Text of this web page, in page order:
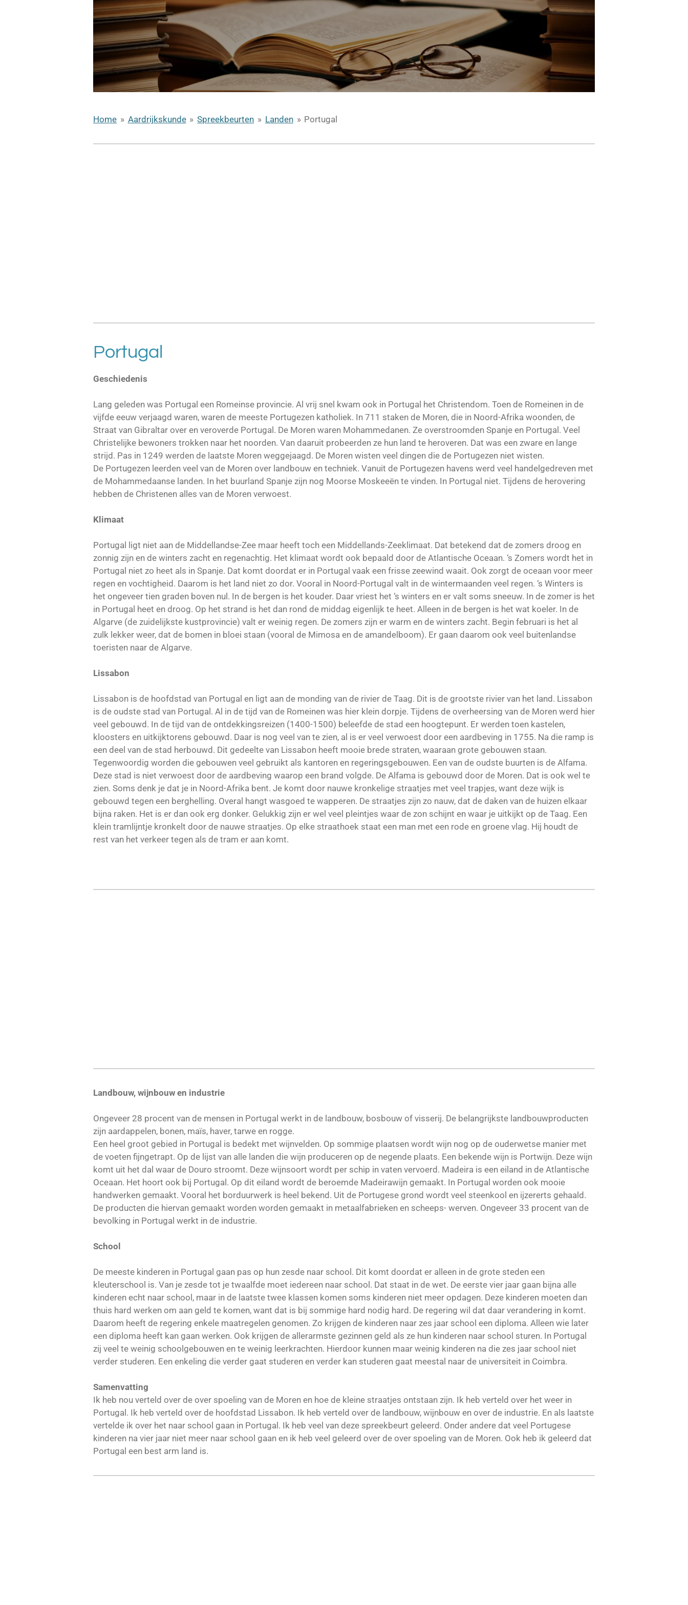
Home » Aardrijkskunde » Spreekbeurten » Landen » Portugal
Portugal
Geschiedenis
Lang geleden was Portugal een Romeinse provincie. Al vrij snel kwam ook in Portugal het Christendom. Toen de Romeinen in de
vijfde eeuw verjaagd waren, waren de meeste Portugezen katholiek. In 711 staken de Moren, die in Noord-Afrika woonden, de
Straat van Gibraltar over en veroverde Portugal. De Moren waren Mohammedanen. Ze overstroomden Spanje en Portugal. Veel
Christelijke bewoners trokken naar het noorden. Van daaruit probeerden ze hun land te heroveren. Dat was een zware en lange
strijd. Pas in 1249 werden de laatste Moren weggejaagd. De Moren wisten veel dingen die de Portugezen niet wisten.
De Portugezen leerden veel van de Moren over landbouw en techniek. Vanuit de Portugezen havens werd veel handelgedreven met
de Mohammedaanse landen. In het buurland Spanje zijn nog Moorse Moskeeën te vinden. In Portugal niet. Tijdens de herovering
hebben de Christenen alles van de Moren verwoest.
Klimaat
Portugal ligt niet aan de Middellandse-Zee maar heeft toch een Middellands-Zeeklimaat. Dat betekend dat de zomers droog en
zonnig zijn en de winters zacht en regenachtig. Het klimaat wordt ook bepaald door de Atlantische Oceaan. ‘s Zomers wordt het in
Portugal niet zo heet als in Spanje. Dat komt doordat er in Portugal vaak een frisse zeewind waait. Ook zorgt de oceaan voor meer
regen en vochtigheid. Daarom is het land niet zo dor. Vooral in Noord-Portugal valt in de wintermaanden veel regen. ‘s Winters is
het ongeveer tien graden boven nul. In de bergen is het kouder. Daar vriest het ‘s winters en er valt soms sneeuw. In de zomer is het
in Portugal heet en droog. Op het strand is het dan rond de middag eigenlijk te heet. Alleen in de bergen is het wat koeler. In de
Algarve (de zuidelijkste kustprovincie) valt er weinig regen. De zomers zijn er warm en de winters zacht. Begin februari is het al
zulk lekker weer, dat de bomen in bloei staan (vooral de Mimosa en de amandelboom). Er gaan daarom ook veel buitenlandse
toeristen naar de Algarve.
Lissabon
Lissabon is de hoofdstad van Portugal en ligt aan de monding van de rivier de Taag. Dit is de grootste rivier van het land. Lissabon
is de oudste stad van Portugal. Al in de tijd van de Romeinen was hier klein dorpje. Tijdens de overheersing van de Moren werd hier
veel gebouwd. In de tijd van de ontdekkingsreizen (1400-1500) beleefde de stad een hoogtepunt. Er werden toen kastelen,
kloosters en uitkijktorens gebouwd. Daar is nog veel van te zien, al is er veel verwoest door een aardbeving in 1755. Na die ramp is
een deel van de stad herbouwd. Dit gedeelte van Lissabon heeft mooie brede straten, waaraan grote gebouwen staan.
Tegenwoordig worden die gebouwen veel gebruikt als kantoren en regeringsgebouwen. Een van de oudste buurten is de Alfama.
Deze stad is niet verwoest door de aardbeving waarop een brand volgde. De Alfama is gebouwd door de Moren. Dat is ook wel te
zien. Soms denk je dat je in Noord-Afrika bent. Je komt door nauwe kronkelige straatjes met veel trapjes, want deze wijk is
gebouwd tegen een berghelling. Overal hangt wasgoed te wapperen. De straatjes zijn zo nauw, dat de daken van de huizen elkaar
bijna raken. Het is er dan ook erg donker. Gelukkig zijn er wel veel pleintjes waar de zon schijnt en waar je uitkijkt op de Taag. Een
klein tramlijntje kronkelt door de nauwe straatjes. Op elke straathoek staat een man met een rode en groene vlag. Hij houdt de
rest van het verkeer tegen als de tram er aan komt.
Landbouw, wijnbouw en industrie
Ongeveer 28 procent van de mensen in Portugal werkt in de landbouw, bosbouw of visserij. De belangrijkste landbouwproducten
zijn aardappelen, bonen, maïs, haver, tarwe en rogge.
Een heel groot gebied in Portugal is bedekt met wijnvelden. Op sommige plaatsen wordt wijn nog op de ouderwetse manier met
de voeten fijngetrapt. Op de lijst van alle landen die wijn produceren op de negende plaats. Een bekende wijn is Portwijn. Deze wijn
komt uit het dal waar de Douro stroomt. Deze wijnsoort wordt per schip in vaten vervoerd. Madeira is een eiland in de Atlantische
Oceaan. Het hoort ook bij Portugal. Op dit eiland wordt de beroemde Madeirawijn gemaakt. In Portugal worden ook mooie
handwerken gemaakt. Vooral het borduurwerk is heel bekend. Uit de Portugese grond wordt veel steenkool en ijzererts gehaald.
De producten die hiervan gemaakt worden worden gemaakt in metaalfabrieken en scheeps- werven. Ongeveer 33 procent van de
bevolking in Portugal werkt in de industrie.
School
De meeste kinderen in Portugal gaan pas op hun zesde naar school. Dit komt doordat er alleen in de grote steden een
kleuterschool is. Van je zesde tot je twaalfde moet iedereen naar school. Dat staat in de wet. De eerste vier jaar gaan bijna alle
kinderen echt naar school, maar in de laatste twee klassen komen soms kinderen niet meer opdagen. Deze kinderen moeten dan
thuis hard werken om aan geld te komen, want dat is bij sommige hard nodig hard. De regering wil dat daar verandering in komt.
Daarom heeft de regering enkele maatregelen genomen. Zo krijgen de kinderen naar zes jaar school een diploma. Alleen wie later
een diploma heeft kan gaan werken. Ook krijgen de allerarmste gezinnen geld als ze hun kinderen naar school sturen. In Portugal
zij veel te weinig schoolgebouwen en te weinig leerkrachten. Hierdoor kunnen maar weinig kinderen na die zes jaar school niet
verder studeren. Een enkeling die verder gaat studeren en verder kan studeren gaat meestal naar de universiteit in Coimbra.
Samenvatting
Ik heb nou verteld over de over spoeling van de Moren en hoe de kleine straatjes ontstaan zijn. Ik heb verteld over het weer in
Portugal. Ik heb verteld over de hoofdstad Lissabon. Ik heb verteld over de landbouw, wijnbouw en over de industrie. En als laatste
vertelde ik over het naar school gaan in Portugal. Ik heb veel van deze spreekbeurt geleerd. Onder andere dat veel Portugese
kinderen na vier jaar niet meer naar school gaan en ik heb veel geleerd over de over spoeling van de Moren. Ook heb ik geleerd dat
Portugal een best arm land is.